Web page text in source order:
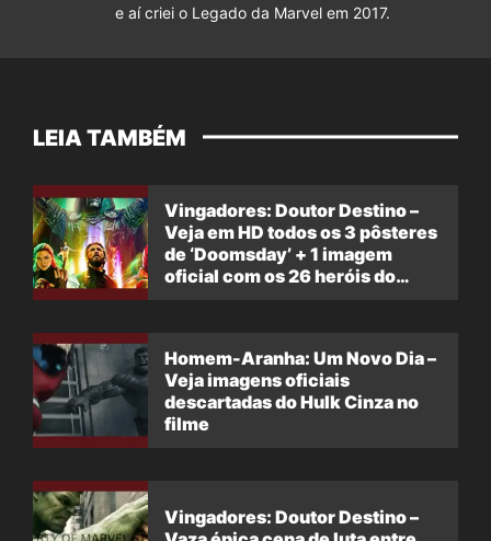
e aí criei o Legado da Marvel em 2017.
LEIA TAMBÉM
Vingadores: Doutor Destino –
Veja em HD todos os 3 pôsteres
de ‘Doomsday’ + 1 imagem
oficial com os 26 heróis do
Homem-Aranha: Um Novo Dia –
Veja imagens oficiais
descartadas do Hulk Cinza no
filme
Vingadores: Doutor Destino –